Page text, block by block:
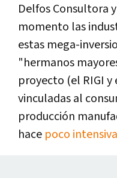
Delfos Consultora
momento las
estas mega-
"hermanos
proyecto (el RIGI y
vinculadas al
producción
hace poco